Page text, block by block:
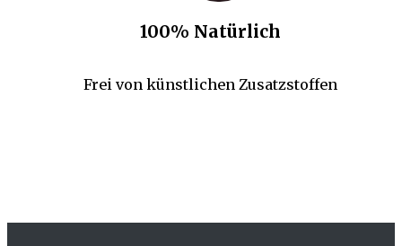
100% Natürlich
Frei von künstlichen Zusatzstoffen